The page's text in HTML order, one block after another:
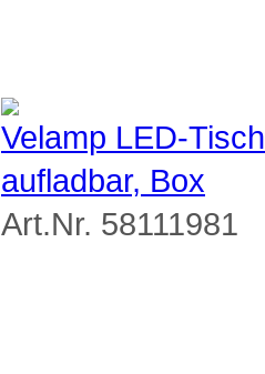
Velamp LED-
aufladbar, Box
Art.Nr. 58111981